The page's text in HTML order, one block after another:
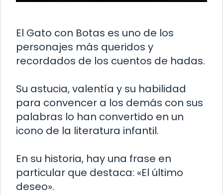
El Gato con Botas es uno de los
personajes más queridos y
recordados de los cuentos de hadas.
Su astucia, valentía y su habilidad
para convencer a los demás con sus
palabras lo han convertido en un
icono de la literatura infantil.
En su historia, hay una frase en
particular que destaca: «El último
deseo».